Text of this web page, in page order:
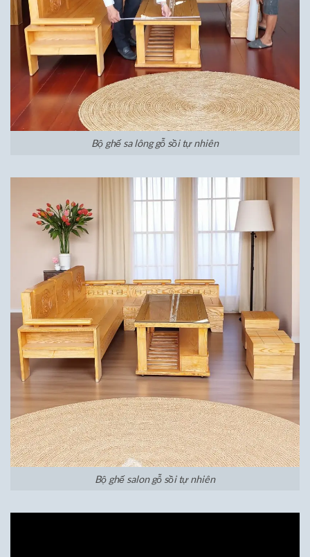
Bộ ghế sa lông gỗ sồi tự nhiên
Bộ ghế salon gỗ sồi tự nhiên